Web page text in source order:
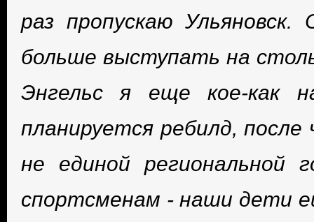
раз пропускаю
больше выступать на
Энгельс я еще кое-как
планируется ребилд, после
не единой региональной
спортсменам - наши дети